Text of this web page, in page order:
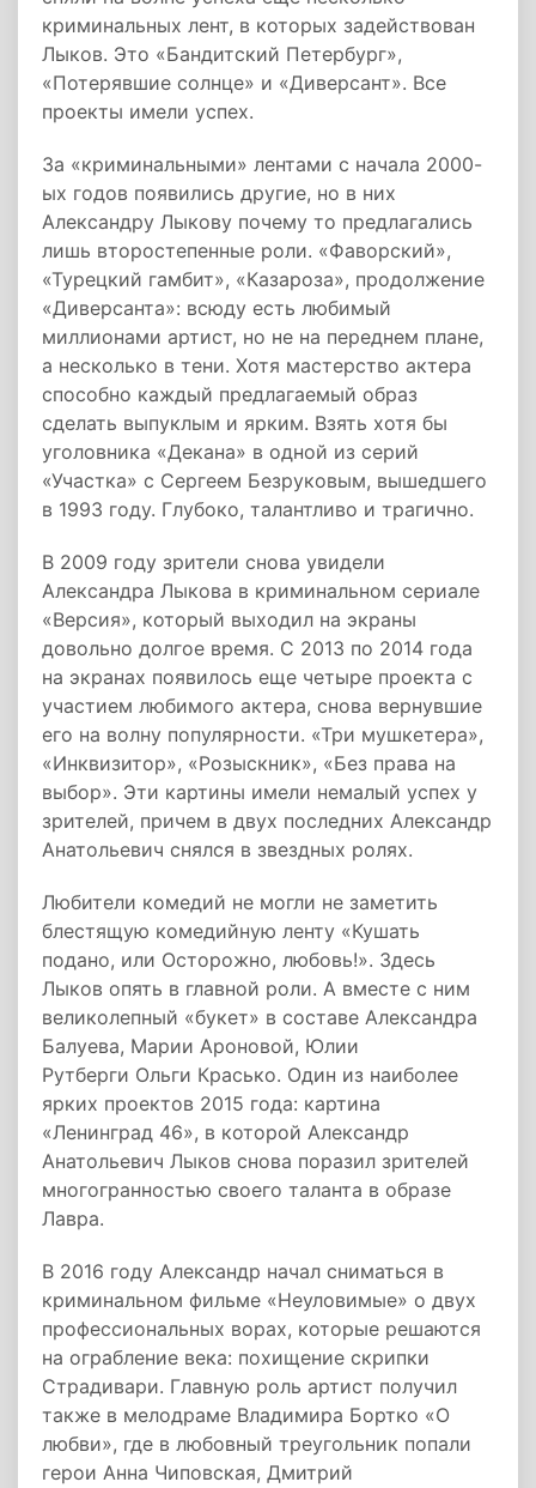
криминальных лент, в которых задействован
Лыков. Это «Бандитский Петербург»,
«Потерявшие солнце» и «Диверсант». Все
проекты имели успех.
За «криминальными» лентами с начала 2000-
ых годов появились другие, но в них
Александру Лыкову почему то предлагались
лишь второстепенные роли. «Фаворский»,
«Турецкий гамбит», «Казароза», продолжение
«Диверсанта»: всюду есть любимый
миллионами артист, но не на переднем плане,
а несколько в тени. Хотя мастерство актера
способно каждый предлагаемый образ
сделать выпуклым и ярким. Взять хотя бы
уголовника «Декана» в одной из серий
«Участка» с Сергеем Безруковым, вышедшего
в 1993 году. Глубоко, талантливо и трагично.
В 2009 году зрители снова увидели
Александра Лыкова в криминальном сериале
«Версия», который выходил на экраны
довольно долгое время. С 2013 по 2014 года
на экранах появилось еще четыре проекта с
участием любимого актера, снова вернувшие
его на волну популярности. «Три мушкетера»,
«Инквизитор», «Розыскник», «Без права на
выбор». Эти картины имели немалый успех у
зрителей, причем в двух последних Александр
Анатольевич снялся в звездных ролях.
Любители комедий не могли не заметить
блестящую комедийную ленту «Кушать
подано, или Осторожно, любовь!». Здесь
Лыков опять в главной роли. А вместе с ним
великолепный «букет» в составе Александра
Балуева, Марии Ароновой, Юлии
Рутберги Ольги Красько. Один из наиболее
ярких проектов 2015 года: картина
«Ленинград 46», в которой Александр
Анатольевич Лыков снова поразил зрителей
многогранностью своего таланта в образе
Лавра.
В 2016 году Александр начал сниматься в
криминальном фильме «Неуловимые» о двух
профессиональных ворах, которые решаются
на ограбление века: похищение скрипки
Страдивари. Главную роль артист получил
также в мелодраме Владимира Бортко «О
любви», где в любовный треугольник попали
герои Анна Чиповская, Дмитрий